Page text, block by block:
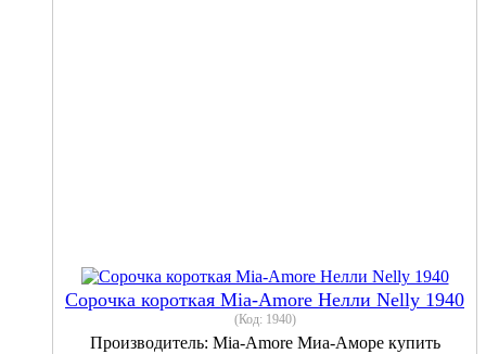
Сорочка короткая Mia-Amore Нелли Nelly 1940
(Код: 1940)
Производитель: Mia-Amore Миа-Аморе купить